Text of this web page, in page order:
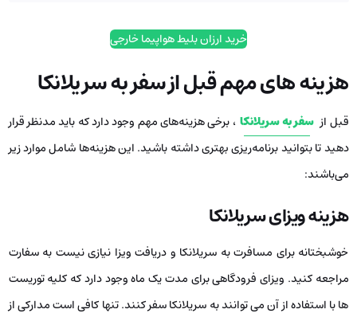
خرید ارزان بلیط هواپیما خارجی
هزینه های مهم قبل از سفر به سریلانکا
قبل از سفر به سریلانکا ، برخی هزینه‌های مهم وجود دارد که باید مدنظر قرار
دهید تا بتوانید برنامه‌ریزی بهتری داشته باشید. این هزینه‌ها شامل موارد زیر
می‌باشند:
هزینه ویزای سریلانکا
خوشبختانه برای مسافرت به سریلانکا و دریافت ویزا نیازی نیست به سفارت
مراجعه کنید. ویزای فرودگاهی برای مدت یک ماه وجود دارد که کلیه توریست
ها با استفاده از آن می توانند به سریلانکا سفر کنند. تنها کافی است مدارکی از